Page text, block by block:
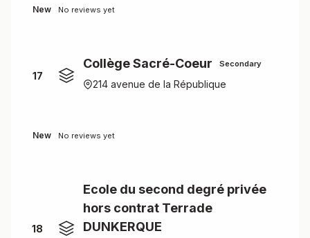
New No reviews yet
17
Collège Sacré-Coeur Secondary
214 avenue de la République
New No reviews yet
18
Ecole du second degré privée
hors contrat Terrade
DUNKERQUE